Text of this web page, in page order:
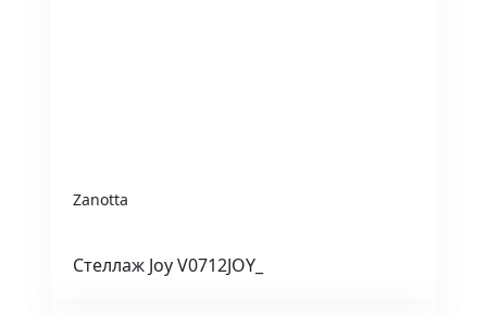
Zanotta
Стеллаж Joy V0712JOY_